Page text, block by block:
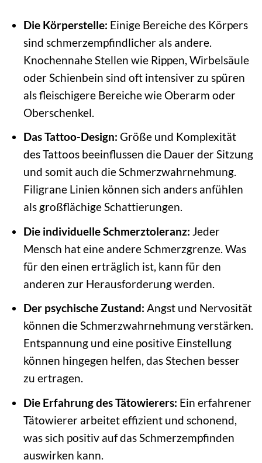
Die Körperstelle: Einige Bereiche des Körpers
sind schmerzempfindlicher als andere.
Knochennahe Stellen wie Rippen, Wirbelsäule
oder Schienbein sind oft intensiver zu spüren
als fleischigere Bereiche wie Oberarm oder
Oberschenkel.
Das Tattoo-Design: Größe und Komplexität
des Tattoos beeinflussen die Dauer der Sitzung
und somit auch die Schmerzwahrnehmung.
Filigrane Linien können sich anders anfühlen
als großflächige Schattierungen.
Die individuelle Schmerztoleranz: Jeder
Mensch hat eine andere Schmerzgrenze. Was
für den einen erträglich ist, kann für den
anderen zur Herausforderung werden.
Der psychische Zustand: Angst und Nervosität
können die Schmerzwahrnehmung verstärken.
Entspannung und eine positive Einstellung
können hingegen helfen, das Stechen besser
zu ertragen.
Die Erfahrung des Tätowierers: Ein erfahrener
Tätowierer arbeitet effizient und schonend,
was sich positiv auf das Schmerzempfinden
auswirken kann.